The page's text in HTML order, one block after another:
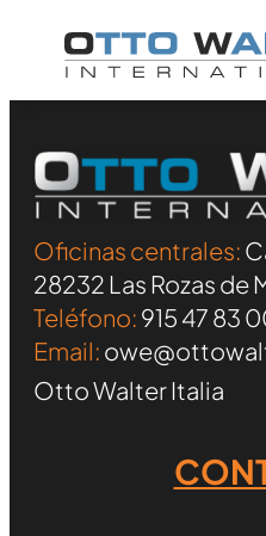
Oficinas centrales:
28232 Las Rozas de
Teléfono: 915 47 83
Email:
Otto Walter Italia